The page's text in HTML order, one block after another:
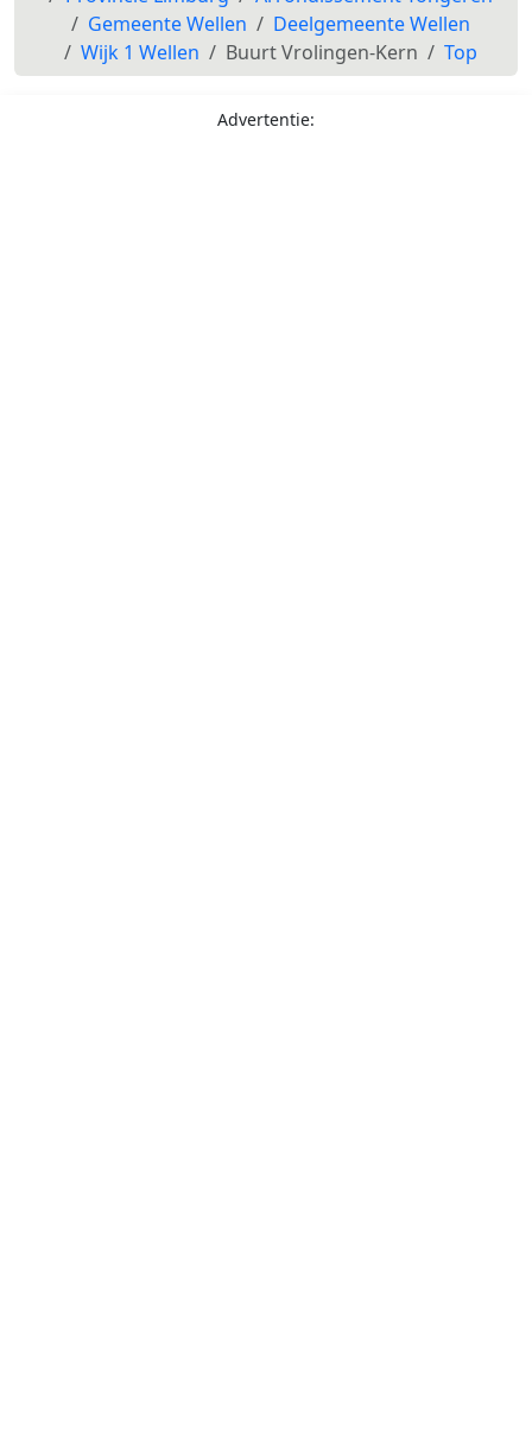
Gemeente Wellen
Deelgemeente Wellen
Wijk 1 Wellen
Buurt Vrolingen-Kern Top
Advertentie: